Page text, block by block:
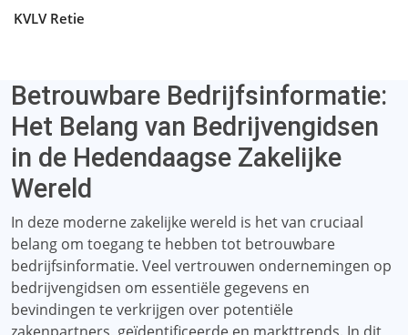
KVLV Retie
Betrouwbare Bedrijfsinformatie:
Het Belang van Bedrijvengidsen
in de Hedendaagse Zakelijke
Wereld
In deze moderne zakelijke wereld is het van cruciaal
belang om toegang te hebben tot betrouwbare
bedrijfsinformatie. Veel vertrouwen ondernemingen op
bedrijvengidsen om essentiële gegevens en
bevindingen te verkrijgen over potentiële